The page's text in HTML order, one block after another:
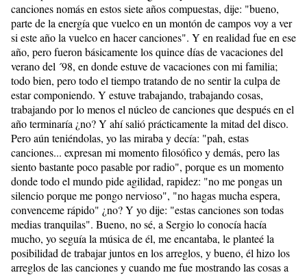
canciones nomás en estos siete años compuestas, dije: "bueno,
parte de la energía que vuelco en un montón de campos voy a ver
si este año la vuelco en hacer canciones". Y en realidad fue en ese
año, pero fueron básicamente los quince días de vacaciones del
verano del ´98, en donde estuve de vacaciones con mi familia;
todo bien, pero todo el tiempo tratando de no sentir la culpa de
estar componiendo. Y estuve trabajando, trabajando cosas,
trabajando por lo menos el núcleo de canciones que después en el
año terminaría ¿no? Y ahí salió prácticamente la mitad del disco.
Pero aún teniéndolas, yo las miraba y decía: "pah, estas
canciones... expresan mi momento filosófico y demás, pero las
siento bastante poco pasable por radio", porque es un momento
donde todo el mundo pide agilidad, rapidez: "no me pongas un
silencio porque me pongo nervioso", "no hagas mucha espera,
convenceme rápido" ¿no? Y yo dije: "estas canciones son todas
medias tranquilas". Bueno, no sé, a Sergio lo conocía hacía
mucho, yo seguía la música de él, me encantaba, le planteé la
posibilidad de trabajar juntos en los arreglos, y bueno, él hizo los
arreglos de las canciones y cuando me fue mostrando las cosas a